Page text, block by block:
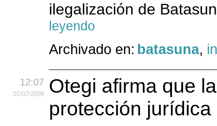
ilegalización de
leyendo
Archivado en: batasuna,
12:07
01/07/2009
Otegi afirma que
protección